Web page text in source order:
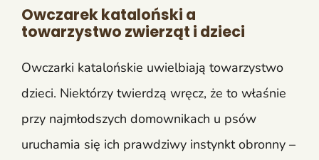
Owczarek kataloński a
towarzystwo zwierząt i dzieci
Owczarki katalońskie uwielbiają towarzystwo
dzieci. Niektórzy twierdzą wręcz, że to właśnie
przy najmłodszych domownikach u psów
uruchamia się ich prawdziwy instynkt obronny –